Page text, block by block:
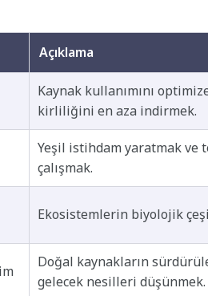
Açıklama
Kaynak kullanımını
kirliliğini en aza indirmek.
Yeşil istihdam yaratmak
çalışmak.
Ekosistemlerin biyolojik
Doğal kaynakların
gelecek nesilleri düşünmek.